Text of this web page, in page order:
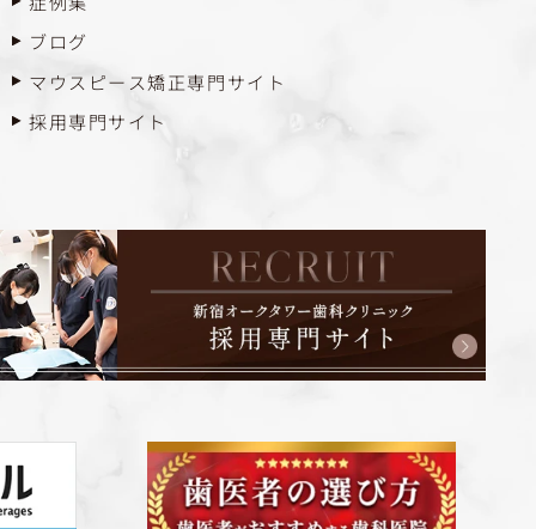
ブログ
マウスピース矯正専門サイト
採用専門サイト